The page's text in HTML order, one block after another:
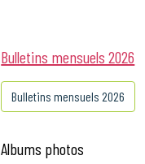
Bulletins mensuels 2026
Bulletins mensuels 2026
Albums photos